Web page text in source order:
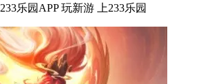
和开放下载的提醒； 233乐园APP 玩新游 上233乐园